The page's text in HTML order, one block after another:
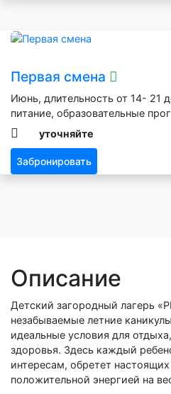
Первая смена
Июнь, длительность от 14- 21
питание, образовательные
уточняйте
Забронировать
Описание
Детский загородный лагерь
незабываемые летние
идеальные условия для
здоровья. Здесь каждый
интересам, обретет
положительной энергией на